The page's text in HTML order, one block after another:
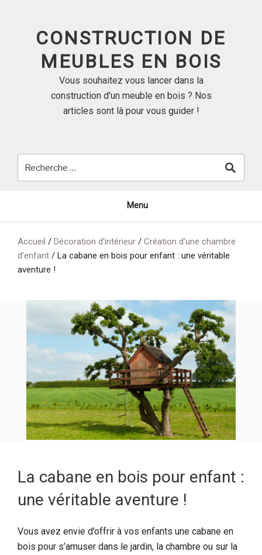
CONSTRUCTION DE
MEUBLES EN BOIS
Vous souhaitez vous lancer dans la
construction d'un meuble en bois ? Nos
articles sont là pour vous guider !
Menu
Accueil / Décoration d'intérieur / Création d'une chambre
d'enfant / La cabane en bois pour enfant : une véritable
aventure !
La cabane en bois pour enfant :
une véritable aventure !
Vous avez envie d’offrir à vos enfants une cabane en
bois pour s’amuser dans le jardin, la chambre ou sur la